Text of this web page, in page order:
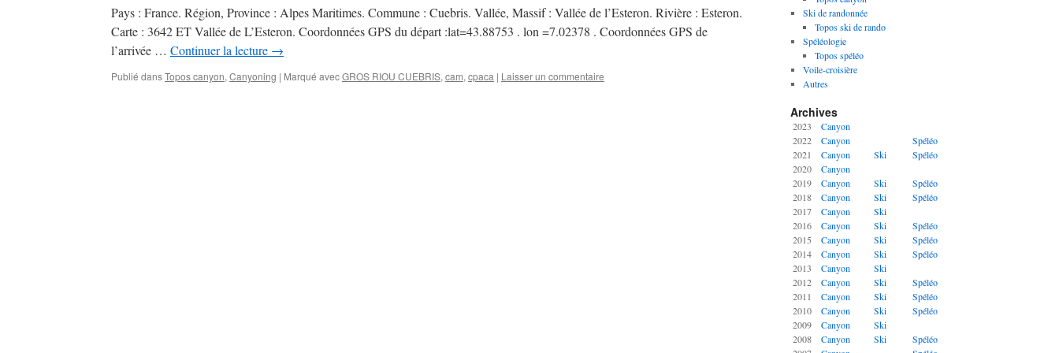
Pays : France. Région, Province : Alpes Maritimes. Commune : Cuebris. Vallée, Massif : Vallée de l’Esteron. Rivière : Esteron.
Carte : 3642 ET Vallée de L’Esteron. Coordonnées GPS du départ :lat=43.88753 . lon =7.02378 . Coordonnées GPS de
l’arrivée … Continuer la lecture →
Publié dansTopos canyon, Canyoning | Marqué avecGROS RIOU CUEBRIS, cam, cpaca | Laisser un commentaire
Ski de randonnée
Topos ski de rando
Spéléologie
Topos spéléo
Voile-croisière
Autres
Archives
2023
Canyon
2022
Canyon
Spéléo
2021
Canyon Ski
Spéléo
2020
Canyon
2019
Canyon Ski
Spéléo
2018
Canyon Ski
Spéléo
2017
Canyon
Ski
2016
Canyon Ski
Spéléo
2015
Canyon Ski
Spéléo
2014
Canyon Ski
Spéléo
2013
Canyon
Ski
2012
Canyon Ski
Spéléo
2011
Canyon Ski
Spéléo
2010
Canyon Ski
Spéléo
2009
Canyon
Ski
2008
Canyon Ski
Spéléo